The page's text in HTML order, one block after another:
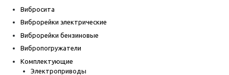
Вибросита
Виброрейки электрические
Виброрейки бензиновые
Вибропогружатели
Комплектующие
Электроприводы